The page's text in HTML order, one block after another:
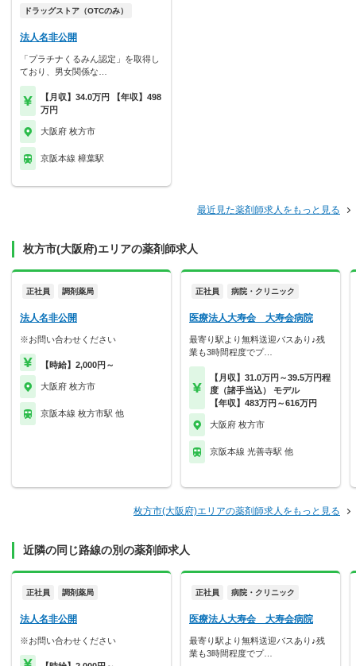
ドラッグストア（OTCのみ）
法人名非公開
「プラチナくるみん認定」を取得し
ており、男女関係な…
【月収】34.0万円 【年収】498
万円
大阪府 枚方市
京阪本線 樟葉駅
最近見た薬剤師求人をもっと見る
枚方市(大阪府)エリアの薬剤師求人
正社員 調剤薬局
法人名非公開
※お問い合わせください
【時給】2,000円～
大阪府 枚方市
京阪本線 枚方市駅 他
正社員 病院・クリニック
医療法人大寿会 大寿会病院
最寄り駅より無料送迎バスあり♪残
業も3時間程度でプ…
【月収】31.0万円～39.5万円程
度（諸手当込） モデル
【年収】483万円～616万円
大阪府 枚方市
京阪本線 光善寺駅 他
枚方市(大阪府)エリアの薬剤師求人をもっと見る
近隣の同じ路線の別の薬剤師求人
正社員 調剤薬局
法人名非公開
※お問い合わせください
正社員 病院・クリニック
医療法人大寿会 大寿会病院
最寄り駅より無料送迎バスあり♪残
業も3時間程度でプ…